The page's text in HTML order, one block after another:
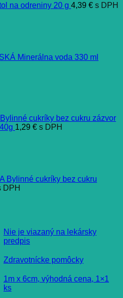
na odreniny 20 g 4,39 € s DPH
Minerálna voda 330 ml
cukríky bez cukru zázvor
1,29 € s DPH
Bylinné cukríky bez cukru
DPH
Nie je viazaný na lekársky
predpis
Zdravotnícke pomôcky
1m x 6cm, výhodná cena, 1×1
ks